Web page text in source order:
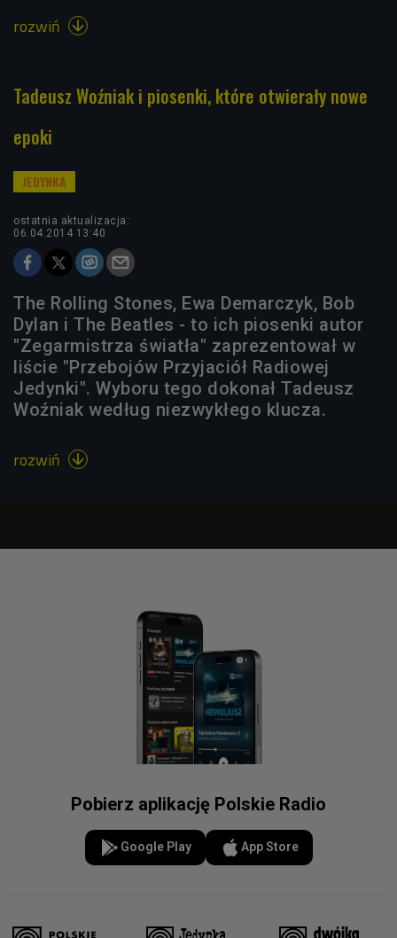
rozwiń 
Tadeusz Woźniak i piosenki, które otwierały nowe
epoki
ostatnia aktualizacja:
06.04.2014 13:40
The Rolling Stones, Ewa Demarczyk, Bob
Dylan i The Beatles - to ich piosenki autor
"Zegarmistrza światła" zaprezentował w
liście "Przebojów Przyjaciół Radiowej
Jedynki". Wyboru tego dokonał Tadeusz
Woźniak według niezwykłego klucza.
rozwiń 
Pobierz aplikację Polskie Radio
Google Play App Store